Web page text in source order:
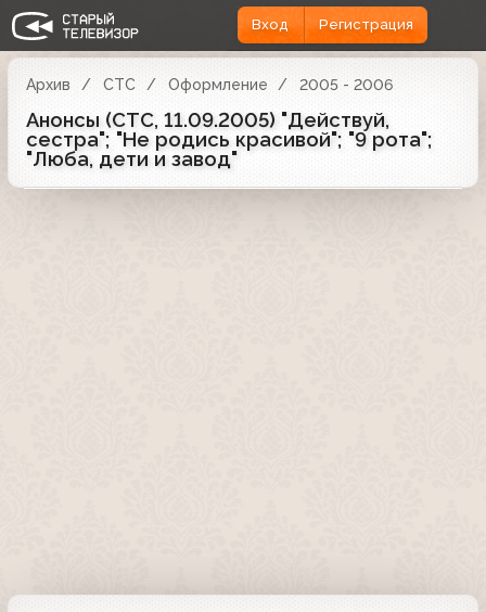
Вход Регистрация
Архив СТС Оформление 2005 - 2006
Анонсы (СТС, 11.09.2005) "Действуй,
сестра"; "Не родись красивой"; "9 рота";
"Люба, дети и завод"